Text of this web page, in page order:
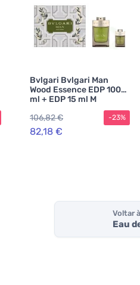
Bvlgari Bvlgari Man
Wood Essence EDP 100
ml + EDP 15 ml M
106,82 €
82,18 €
-23%
Voltar
Eau